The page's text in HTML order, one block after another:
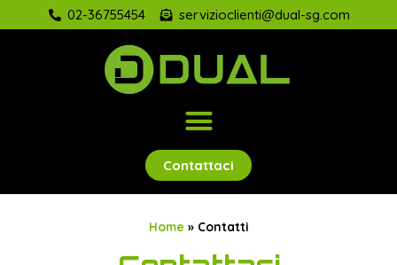
02-36755454 servizioclienti@dual-sg.com
Contattaci
Home » Contatti